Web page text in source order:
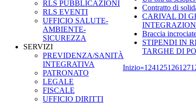
Contratto di
CARIVAL DI
Braccia
STIPENDI IN
TARGHE DI
Inizio«124125126127
RLS PUBBLICAZIONI
RLS EVENTI
UFFICIO SALUTE-
AMBIENTE-
SICUREZZA
SERVIZI
PREVIDENZA/SANITÀ
INTEGRATIVA
PATRONATO
LEGALE
FISCALE
UFFICIO DIRITTI